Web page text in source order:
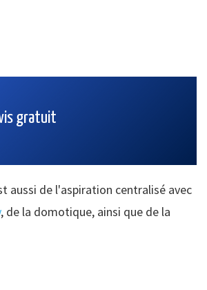
gratuit
aussi de l'aspiration centralisé avec
, de la domotique, ainsi que de la